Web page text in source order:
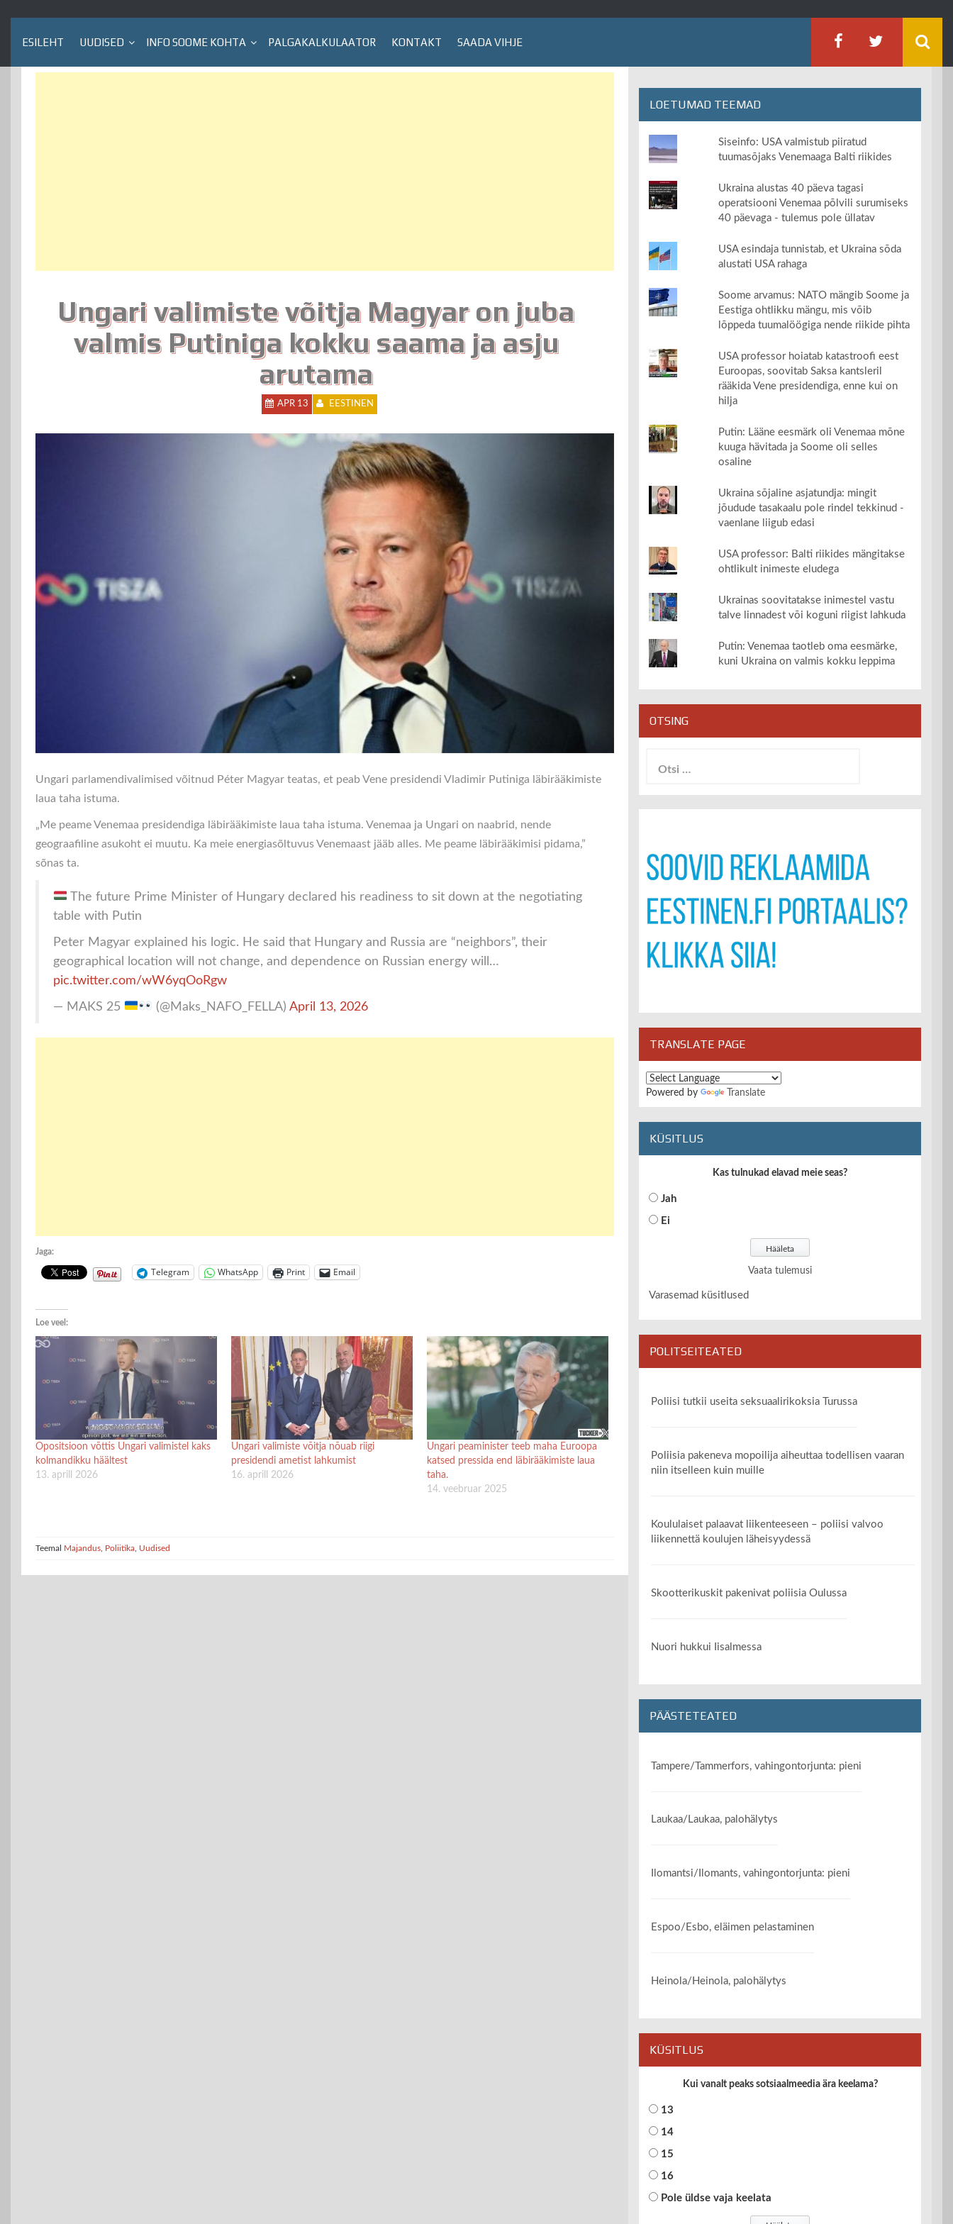
ESILEHT UUDISED INFO SOOME KOHTA PALGAKALKULAATOR KONTAKT SAADA VIHJE
Ungari valimiste võitja Magyar on juba
valmis Putiniga kokku saama ja asju
arutama
APR 13 EESTINEN
Ungari parlamendivalimised võitnud Péter Magyar teatas, et peab Vene presidendi Vladimir Putiniga läbirääkimiste
laua taha istuma.
„Me peame Venemaa presidendiga läbirääkimiste laua taha istuma. Venemaa ja Ungari on naabrid, nende
geograafiline asukoht ei muutu. Ka meie energiasõltuvus Venemaast jääb alles. Me peame läbirääkimisi pidama,”
sõnas ta.
The future Prime Minister of Hungary declared his readiness to sit down at the negotiating
table with Putin
Peter Magyar explained his logic. He said that Hungary and Russia are “neighbors”, their
geographical location will not change, and dependence on Russian energy will…
pic.twitter.com/wW6yqOoRgw
— MAKS 25 (@Maks_NAFO_FELLA) April 13, 2026
Jaga:
Telegram WhatsApp Print Email
Loe veel:
Opositsioon võttis Ungari valimistel kaks
kolmandikku häältest
13. aprill 2026
Ungari valimiste võitja nõuab riigi
presidendi ametist lahkumist
16. aprill 2026
Ungari peaminister teeb maha Euroopa
katsed pressida end läbirääkimiste laua
taha.
14. veebruar 2025
Teemal Majandus Poliitika Uudised
LOETUMAD TEEMAD
Siseinfo: USA valmistub piiratud
tuumasõjaks Venemaaga Balti riikides
Ukraina alustas 40 päeva tagasi
operatsiooni Venemaa põlvili surumiseks
40 päevaga - tulemus pole üllatav
USA esindaja tunnistab, et Ukraina sõda
alustati USA rahaga
Soome arvamus: NATO mängib Soome ja
Eestiga ohtlikku mängu, mis võib
lõppeda tuumalöögiga nende riikide pihta
USA professor hoiatab katastroofi eest
Euroopas, soovitab Saksa kantsleril
rääkida Vene presidendiga, enne kui on
hilja
Putin: Lääne eesmärk oli Venemaa mõne
kuuga hävitada ja Soome oli selles
osaline
Ukraina sõjaline asjatundja: mingit
jõudude tasakaalu pole rindel tekkinud -
vaenlane liigub edasi
USA professor: Balti riikides mängitakse
ohtlikult inimeste eludega
Ukrainas soovitatakse inimestel vastu
talve linnadest või koguni riigist lahkuda
Putin: Venemaa taotleb oma eesmärke,
kuni Ukraina on valmis kokku leppima
OTSING
TRANSLATE PAGE
Powered by Translate
KÜSITLUS
Kas tulnukad elavad meie seas?
Jah
Ei
Vaata tulemusi
Varasemad küsitlused
POLITSEITEATED
Poliisi tutkii useita seksuaalirikoksia Turussa
Poliisia pakeneva mopoilija aiheuttaa todellisen vaaran
niin itselleen kuin muille
Koululaiset palaavat liikenteeseen – poliisi valvoo
liikennettä koulujen läheisyydessä
Skootterikuskit pakenivat poliisia Oulussa
Nuori hukkui Iisalmessa
PÄÄSTETEATED
Tampere/Tammerfors, vahingontorjunta: pieni
Laukaa/Laukaa, palohälytys
Ilomantsi/Ilomants, vahingontorjunta: pieni
Espoo/Esbo, eläimen pelastaminen
Heinola/Heinola, palohälytys
KÜSITLUS
Kui vanalt peaks sotsiaalmeedia ära keelama?
13
14
15
16
Pole üldse vaja keelata